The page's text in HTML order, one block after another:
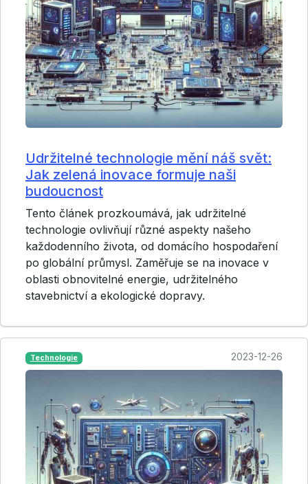
Udržitelné technologie mění náš svět:
Jak zelená inovace formuje naši
budoucnost
Tento článek prozkoumává, jak udržitelné
technologie ovlivňují různé aspekty našeho
každodenního života, od domácího hospodaření
po globální průmysl. Zaměřuje se na inovace v
oblasti obnovitelné energie, udržitelného
stavebnictví a ekologické dopravy.
Technologie 2023-12-26